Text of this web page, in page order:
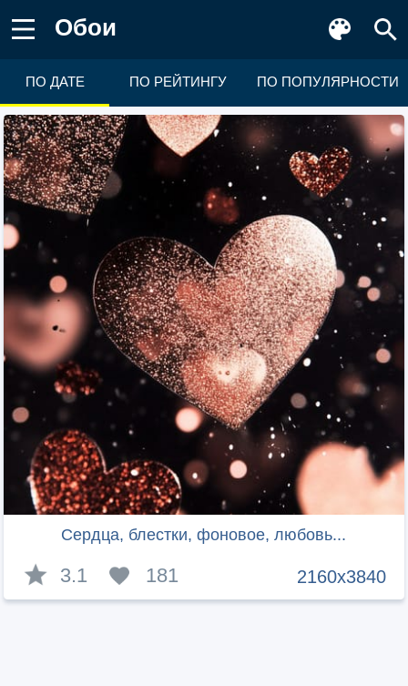
Обои
ПО ДАТЕ ПО РЕЙТИНГУ ПО ПОПУЛЯРНОСТИ
Сердца, блестки, фоновое, любовь...
2160x3840
3.1 181